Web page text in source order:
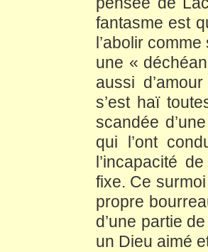
fantasme est
l’abolir
une «
aussi
s’est haï
scandée
qui l’ont
l’incapacité
fixe. Ce
propre
d’une partie
un Dieu aimé